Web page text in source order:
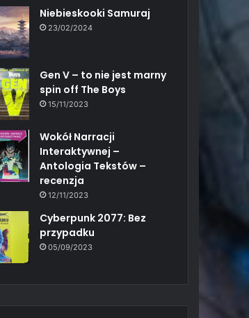
Niebieskooki Samuraj
23/02/2024
Gen V – to nie jest marny
spin off The Boys
15/11/2023
Wokół Narracji
Interaktywnej –
Antologia Tekstów –
recenzja
12/11/2023
Cyberpunk 2077: Bez
przypadku
05/09/2023